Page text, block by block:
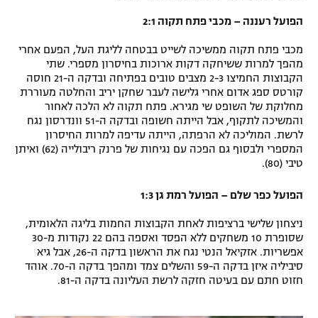
גיימינג E-Sports
תנאי שימוש
מדיניות פרטיות
תקנון פעילות ספורט 1
רשיון להקרנה פומבית לבית עסק
הצטרפות לחבילת הערוצים
לוח דרושים – ג'ובנט
בייסבול MLB
ספורט אתגרי ואקסטרים
אומנויות לחימה
גיימינג E-Sports
הפועל רעננה – מכבי פתח תקוה 2:1
מכבי פתח תקוה ממשיכה לשייט בבטחה לליגת העל, הפעם אחרי
מהפך למרות ששיחקה דקות ארוכות בחיסרון מספרי. שתי
הקבוצות החמיצו 2-3 מצבים טובים בפתיחה ובדקה ה-21 חוסה
קורטס ספג אדום אחרי גלישה לעבר שחקן יריב והחלטה מעוררת
מחלוקת של השופט שי מגירא. פתח תקוה לא הלכה לאחור
והמשיכה לתקוף, אבל הייתה חשופה ובדקה ה-51 וונדרסון נגח
לרשת. המוליכה לא הרפתה, הייתה עדיפה למרות החיסרון
המספרי ולבסוף גם הפכה עם נגיחות של פרנק ריבולייה (62) ואיתן
טיבי (80).
הפועל כפר שלם – הפועל רמת גן 1:3
ניצחון שלישי ברציפות לאחת הקבוצות החמות בליגה הלאומית,
שסופרת 10 משחקים ללא הפסד ואספה בהם 22 נקודות מ-30
אפשריות. אזקיאל הנטי נגח את הראשון בדקה ה-26, אבל גיא
סיביליה איזן בדקה ה-59 והשלים צמד ומהפך בדקה ה-70. אוהד
חזוט חתם עם בעיטה חזקה לרשת העליונה בדקה ה-81.